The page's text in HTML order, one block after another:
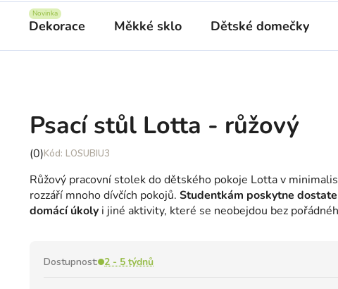
Dekorace Měkké sklo Dětské domečky
Psací stůl Lotta - růžový
Průměrné
produktu
je
0,0
hvězdiček.
(0) LOSUBIU3
Růžový pracovní stolek do dětského pokoje Lotta v
rozzáří mnoho dívčích pokojů. Studentkám poskytne
domácí úkoly i jiné aktivity, které se neobejdou bez
Dostupnost: 2 - 5 týdnů